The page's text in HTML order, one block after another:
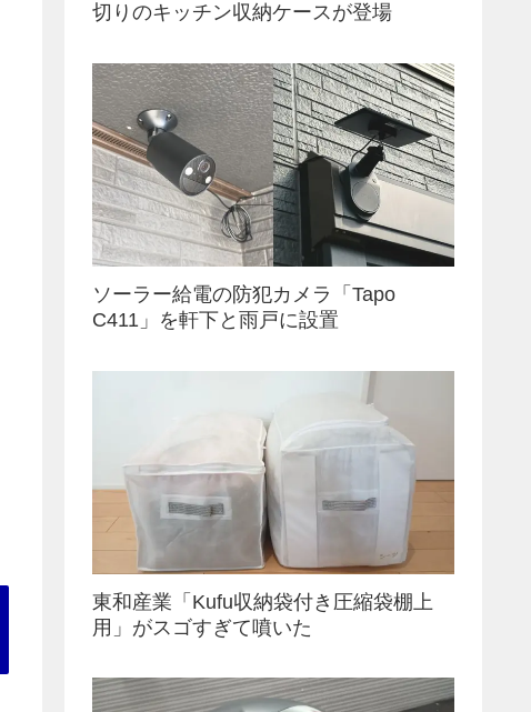
切りのキッチン収納ケースが登場
ソーラー給電の防犯カメラ「Tapo
C411」を軒下と雨戸に設置
東和産業「Kufu収納袋付き圧縮袋棚上
用」がスゴすぎて噴いた